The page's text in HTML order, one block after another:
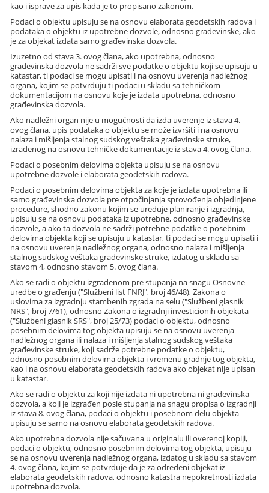
kao i isprave za upis kada je to propisano zakonom.
Podaci o objektu upisuju se na osnovu elaborata geodetskih radova i
podataka o objektu iz upotrebne dozvole, odnosno građevinske, ako
je za objekat izdata samo građevinska dozvola.
Izuzetno od stava 3. ovog člana, ako upotrebna, odnosno
građevinska dozvola ne sadrži sve podatke o objektu koji se upisuju u
katastar, ti podaci se mogu upisati i na osnovu uverenja nadležnog
organa, kojim se potvrđuju ti podaci u skladu sa tehničkom
dokumentacijom na osnovu koje je izdata upotrebna, odnosno
građevinska dozvola.
Ako nadležni organ nije u mogućnosti da izda uverenje iz stava 4.
ovog člana, upis podataka o objektu se može izvršiti i na osnovu
nalaza i mišljenja stalnog sudskog veštaka građevinske struke,
izrađenog na osnovu tehničke dokumentacije iz stava 4. ovog člana.
Podaci o posebnim delovima objekta upisuju se na osnovu
upotrebne dozvole i elaborata geodetskih radova.
Podaci o posebnim delovima objekta za koje je izdata upotrebna ili
samo građevinska dozvola pre otpočinjanja sprovođenja objedinjene
procedure, shodno zakonu kojim se uređuje planiranje i izgradnja,
upisuju se na osnovu podataka iz upotrebne, odnosno građevinske
dozvole, a ako ta dozvola ne sadrži potrebne podatke o posebnim
delovima objekta koji se upisuju u katastar, ti podaci se mogu upisati i
na osnovu uverenja nadležnog organa, odnosno nalaza i mišljenja
stalnog sudskog veštaka građevinske struke, izdatog u skladu sa
stavom 4, odnosno stavom 5. ovog člana.
Ako se radi o objektu izgrađenom pre stupanja na snagu Osnovne
uredbe o građenju ("Službeni list FNRJ", broj 46/48), Zakona o
uslovima za izgradnju stambenih zgrada na selu ("Službeni glasnik
NRS", broj 7/61), odnosno Zakona o izgradnji investicionih objekata
("Službeni glasnik SRS", broj 25/73) podaci o objektu, odnosno
posebnim delovima tog objekta upisuju se na osnovu uverenja
nadležnog organa ili nalaza i mišljenja stalnog sudskog veštaka
građevinske struke, koji sadrže potrebne podatke o objektu,
odnosno posebnim delovima objekta i vremenu gradnje tog objekta,
kao i na osnovu elaborata geodetskih radova ako objekat nije upisan
u katastar.
Ako se radi o objektu za koji nije izdata ni upotrebna ni građevinska
dozvola, a koji je izgrađen posle stupanja na snagu propisa o izgradnji
iz stava 8. ovog člana, podaci o objektu i posebnom delu objekta
upisuju se samo na osnovu elaborata geodetskih radova.
Ako upotrebna dozvola nije sačuvana u originalu ili overenoj kopiji,
podaci o objektu, odnosno posebnim delovima tog objekta, upisuju
se na osnovu uverenja nadležnog organa, izdatog u skladu sa stavom
4. ovog člana, kojim se potvrđuje da je za određeni objekat iz
elaborata geodetskih radova, odnosno katastra nepokretnosti izdata
upotrebna dozvola.